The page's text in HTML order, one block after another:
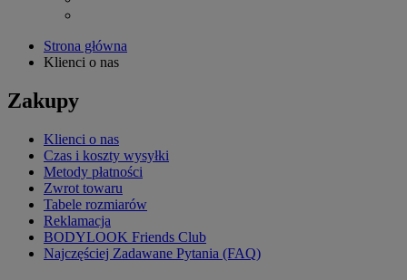
Strona główna
Klienci o nas
Zakupy
Klienci o nas
Czas i koszty wysyłki
Metody płatności
Zwrot towaru
Tabele rozmiarów
Reklamacja
BODYLOOK Friends Club
Najczęściej Zadawane Pytania (FAQ)